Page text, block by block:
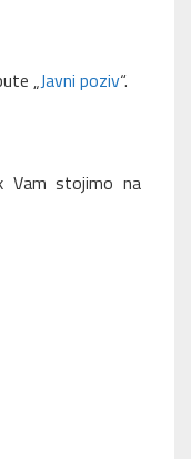
„Javni poziv“.
Vam stojimo na